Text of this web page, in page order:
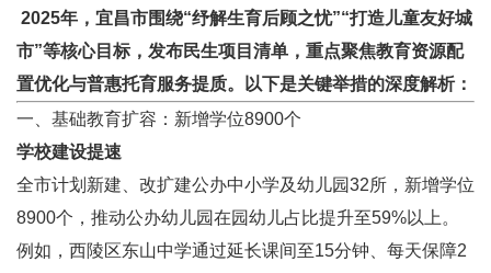
2025年，宜昌市围绕“纾解生育后顾之忧”“打造儿童友好城
市”等核心目标，发布民生项目清单，重点聚焦教育资源配
置优化与普惠托育服务提质。以下是关键举措的深度解析：
一、基础教育扩容：新增学位8900个
学校建设提速
全市计划新建、改扩建公办中小学及幼儿园32所，新增学位
8900个，推动公办幼儿园在园幼儿占比提升至59%以上。
例如，西陵区东山中学通过延长课间至15分钟、每天保障2